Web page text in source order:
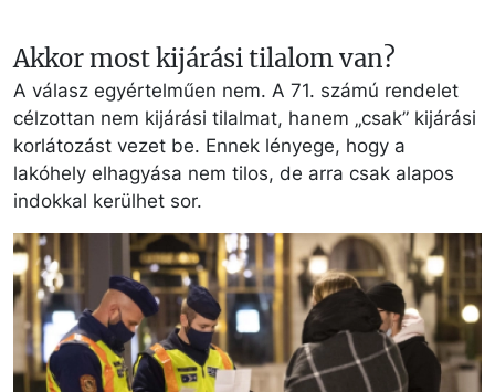
Akkor most kijárási tilalom van?
A válasz egyértelműen nem. A 71. számú rendelet
célzottan nem kijárási tilalmat, hanem „csak” kijárási
korlátozást vezet be. Ennek lényege, hogy a
lakóhely elhagyása nem tilos, de arra csak alapos
indokkal kerülhet sor.